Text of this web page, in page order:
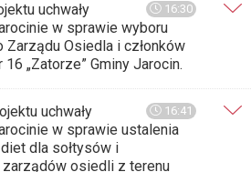
16:30
uchwały
w sprawie wyboru
Osiedla i członków
„Zatorze” Gminy Jarocin.
16:41
uchwały
w sprawie ustalenia
dla sołtysów i
osiedli z terenu